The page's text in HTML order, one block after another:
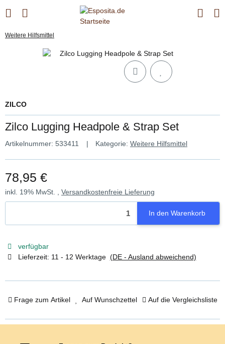
Weitere Hilfsmittel
ZILCO
Zilco Lugging Headpole & Strap Set
Artikelnummer: 533411 Kategorie: Weitere Hilfsmittel
78,95 €
inkl. 19% MwSt. , Versandkostenfreie Lieferung
In den Warenkorb
verfügbar
Lieferzeit: 11 - 12 Werktage (DE - Ausland abweichend)
Frage zum Artikel Auf Wunschzettel Auf die Vergleichsliste